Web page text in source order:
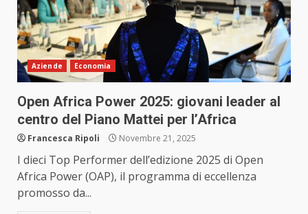
Aziende Economia
Open Africa Power 2025: giovani leader al
centro del Piano Mattei per l’Africa
Francesca Ripoli Novembre 21, 2025
I dieci Top Performer dell’edizione 2025 di Open
Africa Power (OAP), il programma di eccellenza
promosso da...